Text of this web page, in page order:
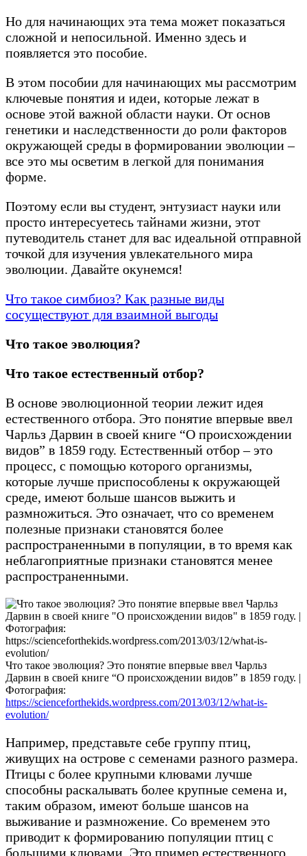
Но для начинающих эта тема может показаться
сложной и непосильной. Именно здесь и
появляется это пособие.
В этом пособии для начинающих мы рассмотрим
ключевые понятия и идеи, которые лежат в
основе этой важной области науки. От основ
генетики и наследственности до роли факторов
окружающей среды в формировании эволюции –
все это мы осветим в легкой для понимания
форме.
Поэтому если вы студент, энтузиаст науки или
просто интересуетесь тайнами жизни, этот
путеводитель станет для вас идеальной отправной
точкой для изучения увлекательного мира
эволюции. Давайте окунемся!
Что такое симбиоз? Как разные виды
сосуществуют для взаимной выгоды
Что такое эволюция?
Что такое естественный отбор?
В основе эволюционной теории лежит идея
естественного отбора. Это понятие впервые ввел
Чарльз Дарвин в своей книге “О происхождении
видов” в 1859 году. Естественный отбор – это
процесс, с помощью которого организмы,
которые лучше приспособлены к окружающей
среде, имеют больше шансов выжить и
размножиться. Это означает, что со временем
полезные признаки становятся более
распространенными в популяции, в то время как
неблагоприятные признаки становятся менее
распространенными.
Что такое эволюция? Это понятие впервые ввел Чарльз
Дарвин в своей книге “О происхождении видов” в 1859 году. |
Фотография:
https://scienceforthekids.wordpress.com/2013/03/12/what-is-
evolution/
Например, представьте себе группу птиц,
живущих на острове с семенами разного размера.
Птицы с более крупными клювами лучше
способны раскалывать более крупные семена и,
таким образом, имеют больше шансов на
выживание и размножение. Со временем это
приводит к формированию популяции птиц с
большими клювами. Это пример естественного